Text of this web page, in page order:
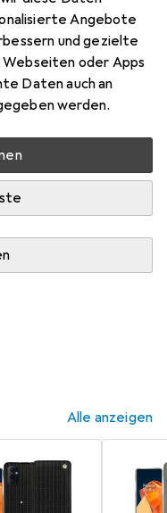
Angebote
und gezielte
Webseiten oder Apps
Daten auch an
werden.
geliefert
verfügbar
Lieferzeit
Alle anzeigen